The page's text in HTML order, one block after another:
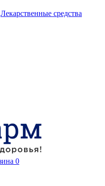
Лекарственные средства
0